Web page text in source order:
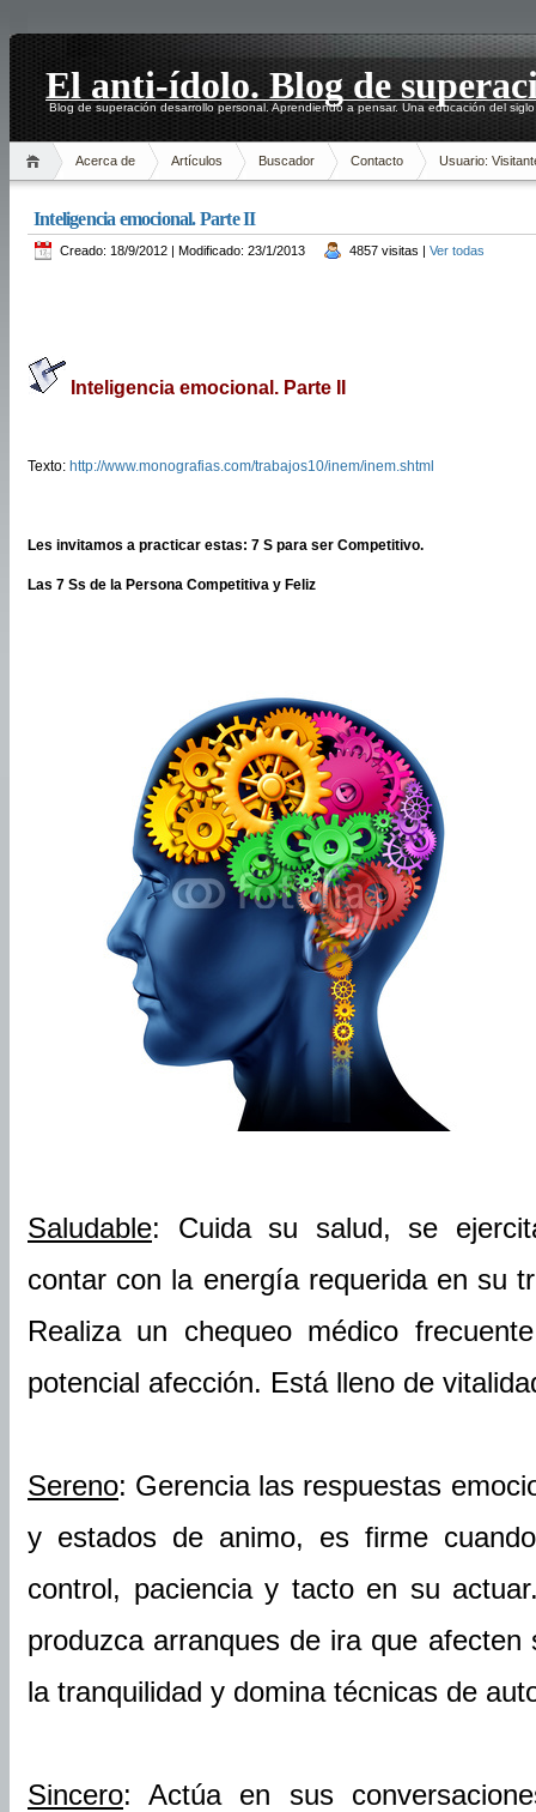
El anti-ídolo. Blog de
Blog de superación desarrollo personal. Aprendiendo a pensar. Una educación del
Acerca de Artículos Buscador Contacto Usuario:
Inteligencia emocional. Parte II
Creado: 18/9/2012 | Modificado: 23/1/2013 4857 visitas | Ver todas
Inteligencia emocional. Parte II
Texto: http://www.monografias.com/trabajos10/inem/inem.shtml
Les invitamos a practicar estas: 7 S para ser Competitivo.
Las 7 Ss de la Persona Competitiva y Feliz
Saludable: Cuida su salud, se
contar con la energía requerida en su
Realiza un chequeo médico
potencial afección. Está lleno de
Sereno: Gerencia las respuestas
y estados de animo, es firme
control, paciencia y tacto en su
produzca arranques de ira que
la tranquilidad y domina técnicas de
Sincero: Actúa en sus